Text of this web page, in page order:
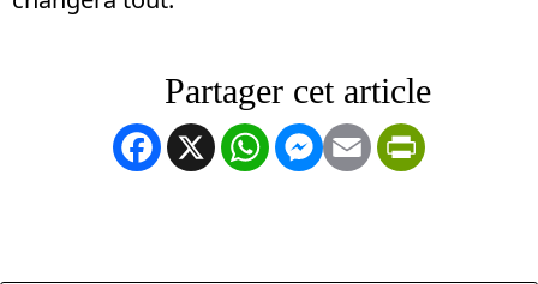
Facebook
X WhatsApp
Messenger
Email